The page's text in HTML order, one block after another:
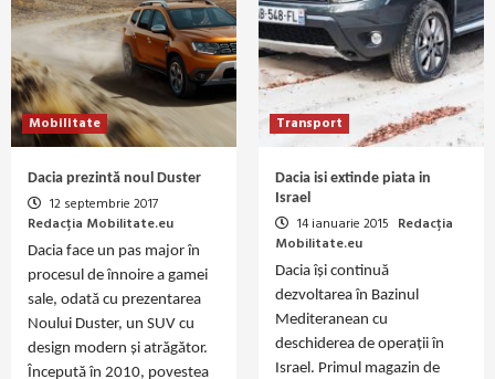
Mobilitate
Dacia prezintă noul Duster
12 septembrie 2017
Redacția Mobilitate.eu
Dacia face un pas major în
procesul de înnoire a gamei
sale, odată cu prezentarea
Noului Duster, un SUV cu
design modern și atrăgător.
Începută în 2010, povestea
Transport
Dacia isi extinde piata in
Israel
14 ianuarie 2015 Redacția
Mobilitate.eu
Dacia îşi continuă
dezvoltarea în Bazinul
Mediteranean cu
deschiderea de operaţii în
Israel. Primul magazin de